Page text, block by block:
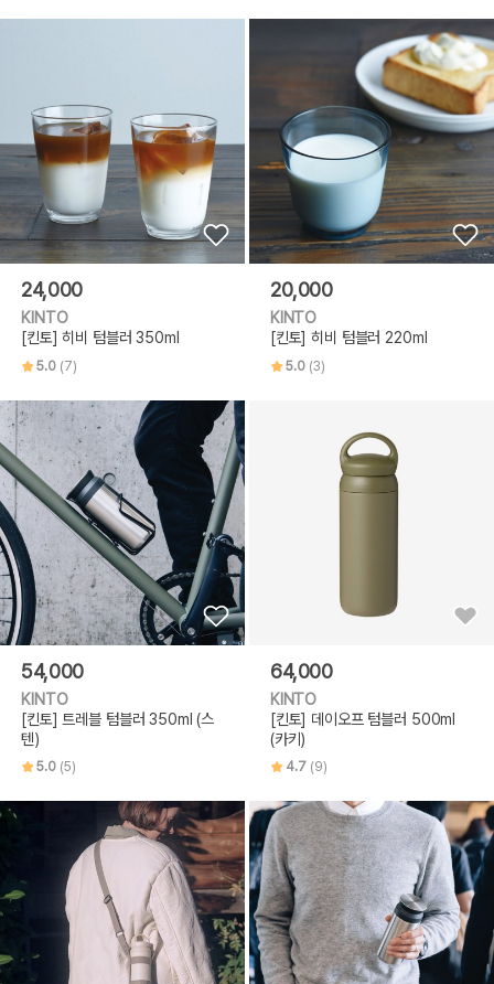
24,000
KINTO
[킨토] 히비 텀블러 350ml
5.0 (7)
20,000
KINTO
[킨토] 히비 텀블러 220ml
5.0 (3)
54,000
KINTO
[킨토] 트레블 텀블러 350ml (스
텐)
5.0 (5)
64,000
KINTO
[킨토] 데이오프 텀블러 500ml
(카키)
4.7 (9)